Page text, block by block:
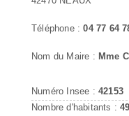
Téléphone :04 77 64
Nom du Maire : Mme
Numéro Insee : 42153
Nombre d'habitants :